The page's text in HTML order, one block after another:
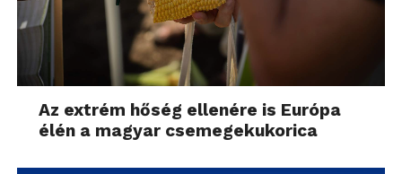
Az extrém hőség ellenére is Európa
élén a magyar csemegekukorica